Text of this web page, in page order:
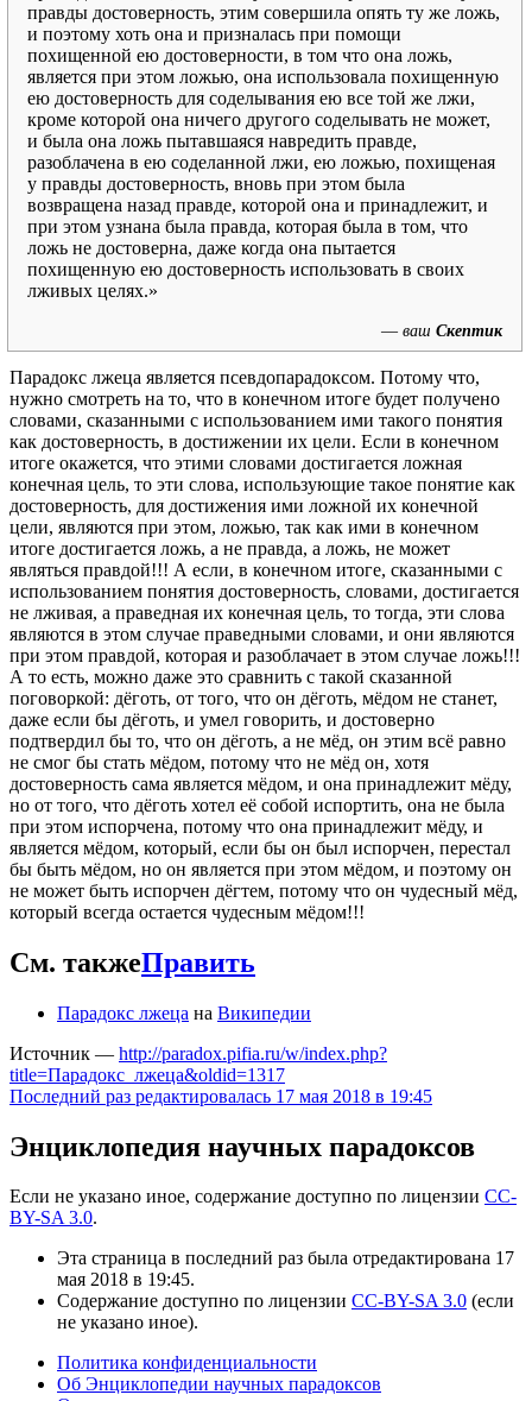
правды достоверность, этим совершила опять ту же ложь,
и поэтому хоть она и призналась при помощи
похищенной ею достоверности, в том что она ложь,
является при этом ложью, она использовала похищенную
ею достоверность для соделывания ею все той же лжи,
кроме которой она ничего другого соделывать не может,
и была она ложь пытавшаяся навредить правде,
разоблачена в ею соделанной лжи, ею ложью, похищеная
у правды достоверность, вновь при этом была
возвращена назад правде, которой она и принадлежит, и
при этом узнана была правда, которая была в том, что
ложь не достоверна, даже когда она пытается
похищенную ею достоверность использовать в своих
лживых целях.»
— ваш Скептик
Парадокс лжеца является псевдопарадоксом. Потому что,
нужно смотреть на то, что в конечном итоге будет получено
словами, сказанными с использованием ими такого понятия
как достоверность, в достижении их цели. Если в конечном
итоге окажется, что этими словами достигается ложная
конечная цель, то эти слова, использующие такое понятие как
достоверность, для достижения ими ложной их конечной
цели, являются при этом, ложью, так как ими в конечном
итоге достигается ложь, а не правда, а ложь, не может
являться правдой!!! А если, в конечном итоге, сказанными с
использованием понятия достоверность, словами, достигается
не лживая, а праведная их конечная цель, то тогда, эти слова
являются в этом случае праведными словами, и они являются
при этом правдой, которая и разоблачает в этом случае ложь!!!
А то есть, можно даже это сравнить с такой сказанной
поговоркой: дёготь, от того, что он дёготь, мёдом не станет,
даже если бы дёготь, и умел говорить, и достоверно
подтвердил бы то, что он дёготь, а не мёд, он этим всё равно
не смог бы стать мёдом, потому что не мёд он, хотя
достоверность сама является мёдом, и она принадлежит мёду,
но от того, что дёготь хотел её собой испортить, она не была
при этом испорчена, потому что она принадлежит мёду, и
является мёдом, который, если бы он был испорчен, перестал
бы быть мёдом, но он является при этом мёдом, и поэтому он
не может быть испорчен дёгтем, потому что он чудесный мёд,
который всегда остается чудесным мёдом!!!
См. такжеПравить
Парадокс лжеца на Википедии
Источник — http://paradox.pifia.ru/w/index.php?
title=Парадокс_лжеца&oldid=1317
Последний раз редактировалась 17 мая 2018 в 19:45
Энциклопедия научных парадоксов
Если не указано иное, содержание доступно по лицензии CC-
BY-SA 3.0.
Эта страница в последний раз была отредактирована 17
мая 2018 в 19:45.
Содержание доступно по лицензии CC-BY-SA 3.0 (если
не указано иное).
Политика конфиденциальности
Об Энциклопедии научных парадоксов